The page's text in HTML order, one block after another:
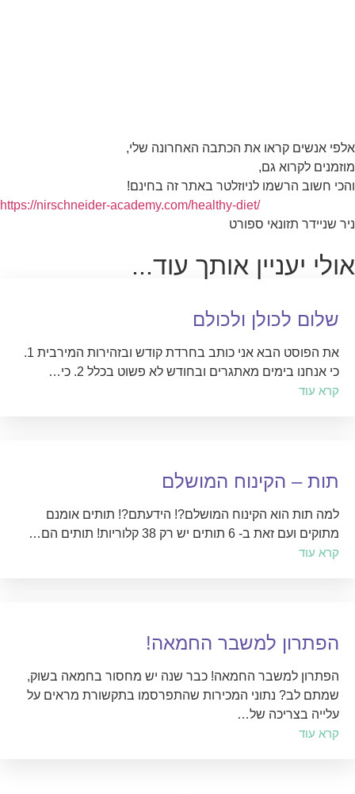
אלפי אנשים קראו את הכתבה האחרונה שלי,
מוזמנים לקרוא גם,
והכי חשוב הרשמו לניוזלטר באתר זה בחינם!
https://nirschneider-academy.com/healthy-diet/
ניר שניידר תזונאי ספורט
אולי יעניין אותך עוד...
שלום לכולן ולכולם
את הפוסט הבא אני כותב בחרדת קודש ובזהירות המירבית 1.
כי אנחנו בימים מאתגרים ובחודש לא פשוט בכלל 2. כי…
קרא עוד
תות – הקינוח המושלם
למה תות הוא הקינוח המושלם?! הידעתם?! תותים אומנם
מתוקים ועם זאת ב- 6 תותים יש רק 38 קלוריות! תותים הם…
קרא עוד
הפתרון למשבר החמאה!
הפתרון למשבר החמאה! כבר שנה יש מחסור בחמאה בשוק,
שמתם לב? נתוני המכירות שהתפרסמו בתקשורת מראים על
עלייה בצריכה של…
קרא עוד